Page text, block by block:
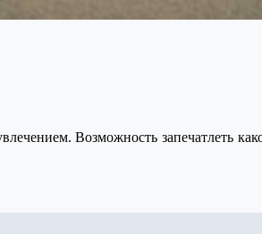
Возможность запечатлеть